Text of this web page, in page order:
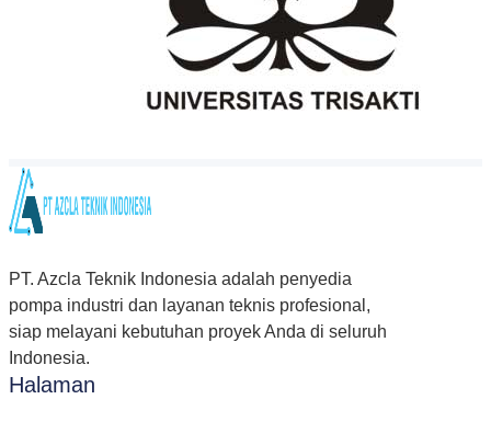
PT. Azcla Teknik Indonesia adalah penyedia
pompa industri dan layanan teknis profesional,
siap melayani kebutuhan proyek Anda di seluruh
Indonesia.
Halaman